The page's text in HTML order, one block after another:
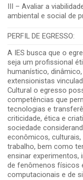
III – Avaliar a
ambiental e social de
PERFIL DE EGRESSO:
A IES busca que o
seja um profissional
humanístico,
extensionistas
Cultural o egresso
competências que
tecnologias e
criticidade, ética e
sociedade
econômicos,
trabalho, bem como
ensinar experimentos,
de fenômenos físicos
computacionais e de